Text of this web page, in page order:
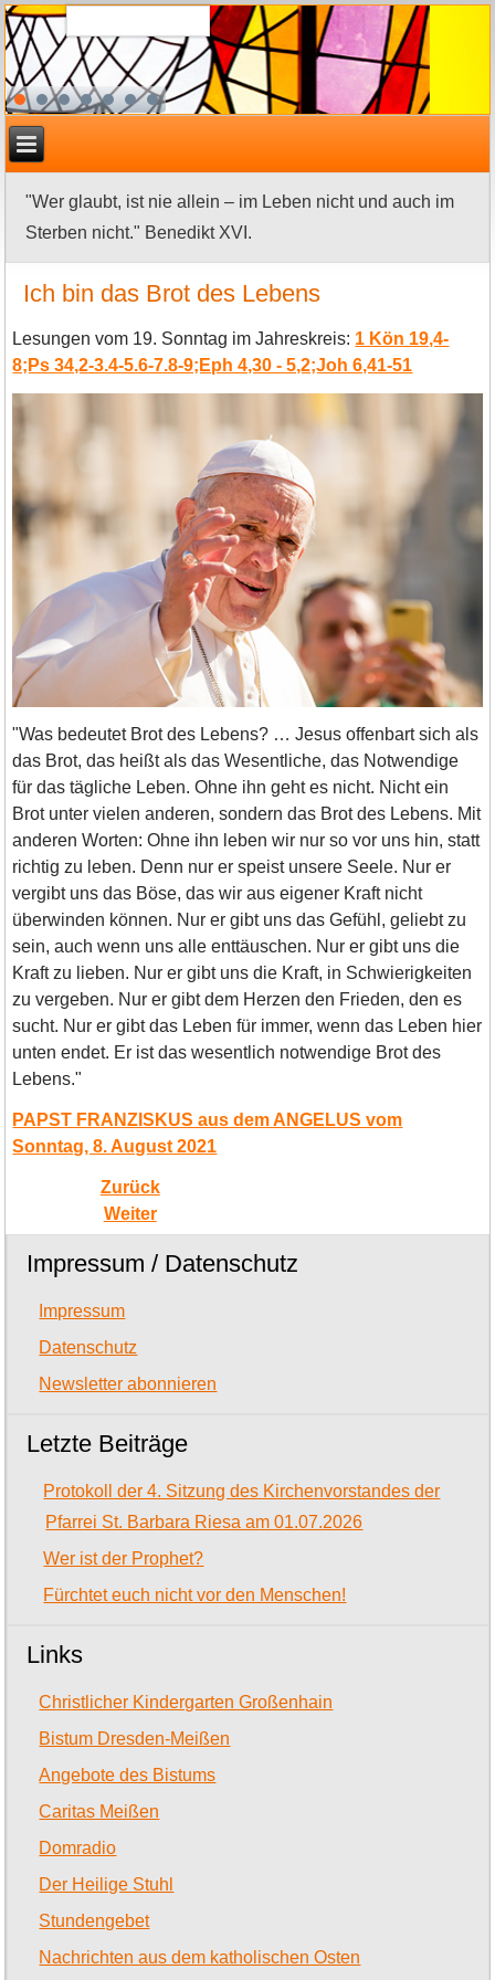
"Wer glaubt, ist nie allein – im Leben nicht und auch im
Sterben nicht." Benedikt XVI.
Ich bin das Brot des Lebens
Lesungen vom 19. Sonntag im Jahreskreis: 1 Kön 19,4-
8;Ps 34,2-3.4-5.6-7.8-9;Eph 4,30 - 5,2;Joh 6,41-51
"Was bedeutet Brot des Lebens? … Jesus offenbart sich als
das Brot, das heißt als das Wesentliche, das Notwendige
für das tägliche Leben. Ohne ihn geht es nicht. Nicht ein
Brot unter vielen anderen, sondern das Brot des Lebens. Mit
anderen Worten: Ohne ihn leben wir nur so vor uns hin, statt
richtig zu leben. Denn nur er speist unsere Seele. Nur er
vergibt uns das Böse, das wir aus eigener Kraft nicht
überwinden können. Nur er gibt uns das Gefühl, geliebt zu
sein, auch wenn uns alle enttäuschen. Nur er gibt uns die
Kraft zu lieben. Nur er gibt uns die Kraft, in Schwierigkeiten
zu vergeben. Nur er gibt dem Herzen den Frieden, den es
sucht. Nur er gibt das Leben für immer, wenn das Leben hier
unten endet. Er ist das wesentlich notwendige Brot des
Lebens."
PAPST FRANZISKUS aus dem ANGELUS vom
Sonntag, 8. August 2021
Zurück
Weiter
Impressum / Datenschutz
Impressum
Datenschutz
Newsletter abonnieren
Letzte Beiträge
Protokoll der 4. Sitzung des Kirchenvorstandes der
Pfarrei St. Barbara Riesa am 01.07.2026
Wer ist der Prophet?
Fürchtet euch nicht vor den Menschen!
Links
Christlicher Kindergarten Großenhain
Bistum Dresden-Meißen
Angebote des Bistums
Caritas Meißen
Domradio
Der Heilige Stuhl
Stundengebet
Nachrichten aus dem katholischen Osten